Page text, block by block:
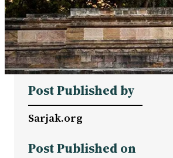
Post Published by
Sarjak.org
Post Published on